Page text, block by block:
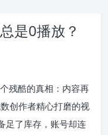
是0播放？
残酷的真相：内容再
创作者精心打磨的视
足了库存，账号却连